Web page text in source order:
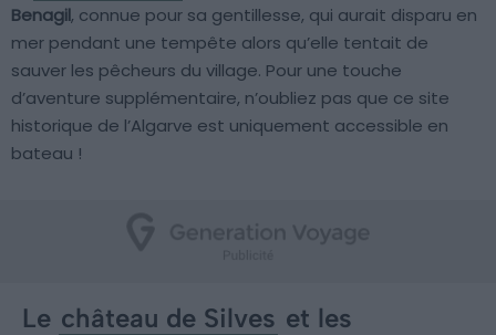
Benagil, connue pour sa gentillesse, qui aurait disparu en
mer pendant une tempête alors qu’elle tentait de
sauver les pêcheurs du village. Pour une touche
d’aventure supplémentaire, n’oubliez pas que ce site
historique de l’Algarve est uniquement accessible en
bateau !
Le château de Silves et les